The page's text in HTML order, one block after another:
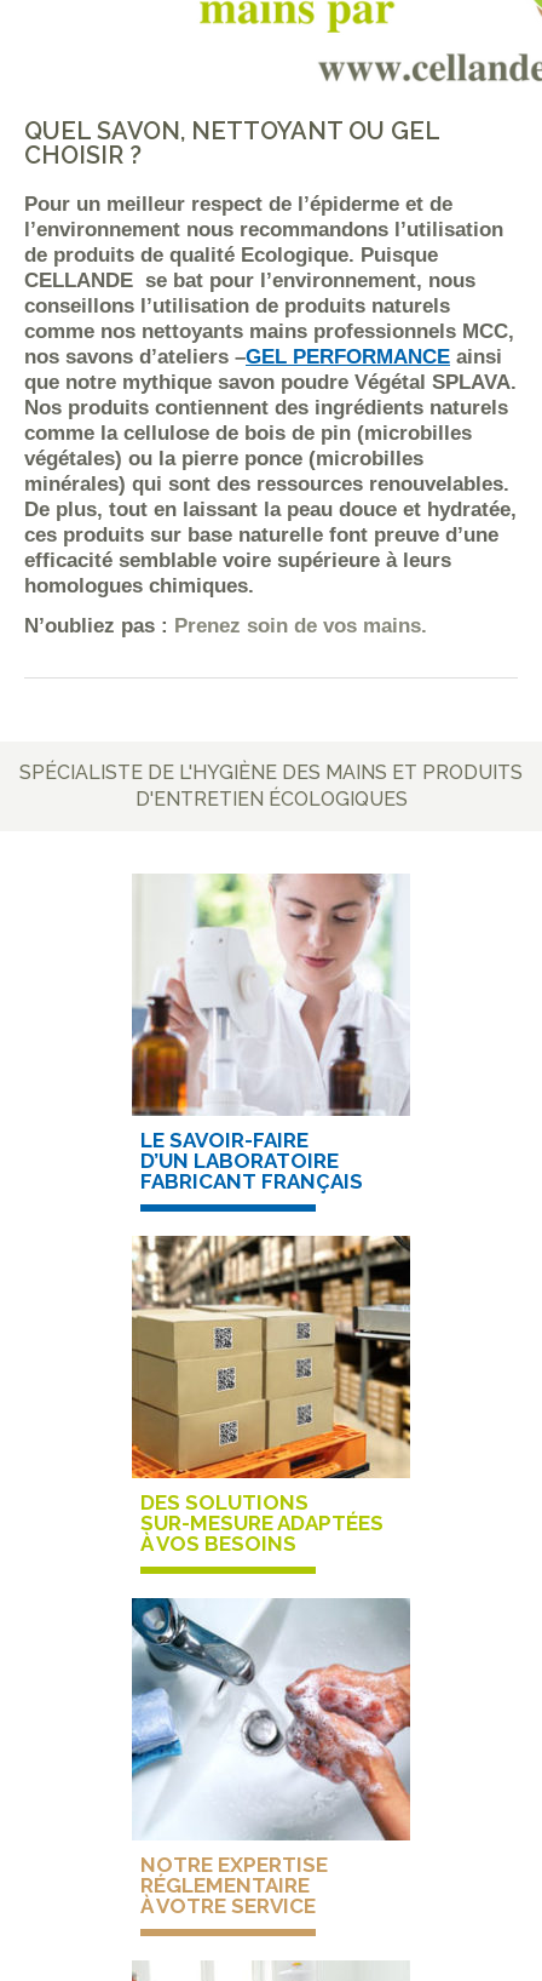
QUEL SAVON, NETTOYANT OU GEL
CHOISIR ?
Pour un meilleur respect de l’épiderme et de
l’environnement nous recommandons l’utilisation
de produits de qualité Ecologique. Puisque
CELLANDE se bat pour l’environnement, nous
conseillons l’utilisation de produits naturels
comme nos nettoyants mains professionnels MCC,
nos savons d’ateliers –GEL PERFORMANCE ainsi
que notre mythique savon poudre Végétal SPLAVA.
Nos produits contiennent des ingrédients naturels
comme la cellulose de bois de pin (microbilles
végétales) ou la pierre ponce (microbilles
minérales) qui sont des ressources renouvelables.
De plus, tout en laissant la peau douce et hydratée,
ces produits sur base naturelle font preuve d’une
efficacité semblable voire supérieure à leurs
homologues chimiques.
N’oubliez pas : Prenez soin de vos mains.
SPÉCIALISTE DE L'HYGIÈNE DES MAINS ET PRODUITS
D'ENTRETIEN ÉCOLOGIQUES
LE SAVOIR-FAIRE
D’UN LABORATOIRE
FABRICANT FRANÇAIS
DES SOLUTIONS
SUR-MESURE ADAPTÉES
À VOS BESOINS
NOTRE EXPERTISE
RÉGLEMENTAIRE
À VOTRE SERVICE